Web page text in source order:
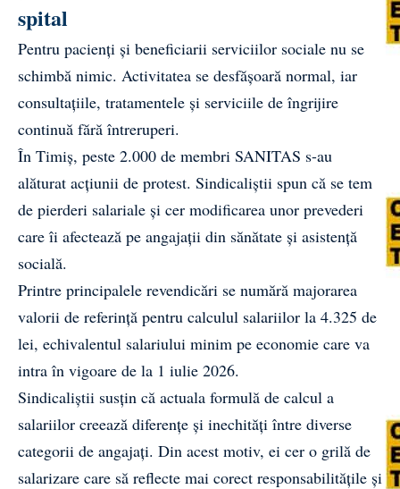
spital
Pentru pacienți și beneficiarii serviciilor sociale nu se
schimbă nimic. Activitatea se desfășoară normal, iar
consultațiile, tratamentele și serviciile de îngrijire
continuă fără întreruperi.
În Timiș, peste 2.000 de membri SANITAS s-au
alăturat acțiunii de protest. Sindicaliștii spun că se tem
de pierderi salariale și cer modificarea unor prevederi
care îi afectează pe angajații din sănătate și asistență
socială.
Printre principalele revendicări se numără majorarea
valorii de referință pentru calculul salariilor la 4.325 de
lei, echivalentul salariului minim pe economie care va
intra în vigoare de la 1 iulie 2026.
Sindicaliștii susțin că actuala formulă de calcul a
salariilor creează diferențe și inechități între diverse
categorii de angajați. Din acest motiv, ei cer o grilă de
salarizare care să reflecte mai corect responsabilitățile și